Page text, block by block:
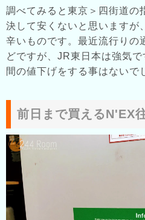
調べてみると東京＞四街道の
決して安くないと思いますが
辛いものです。最近流行りの
どですが、JR東日本は強気
間の値下げをする事はないで
前日まで買えるN'EX